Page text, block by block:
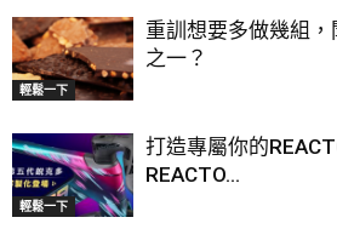
輕鬆一下
重訓想要多做幾組
之一？
輕鬆一下
打造專屬你的
REACTO...